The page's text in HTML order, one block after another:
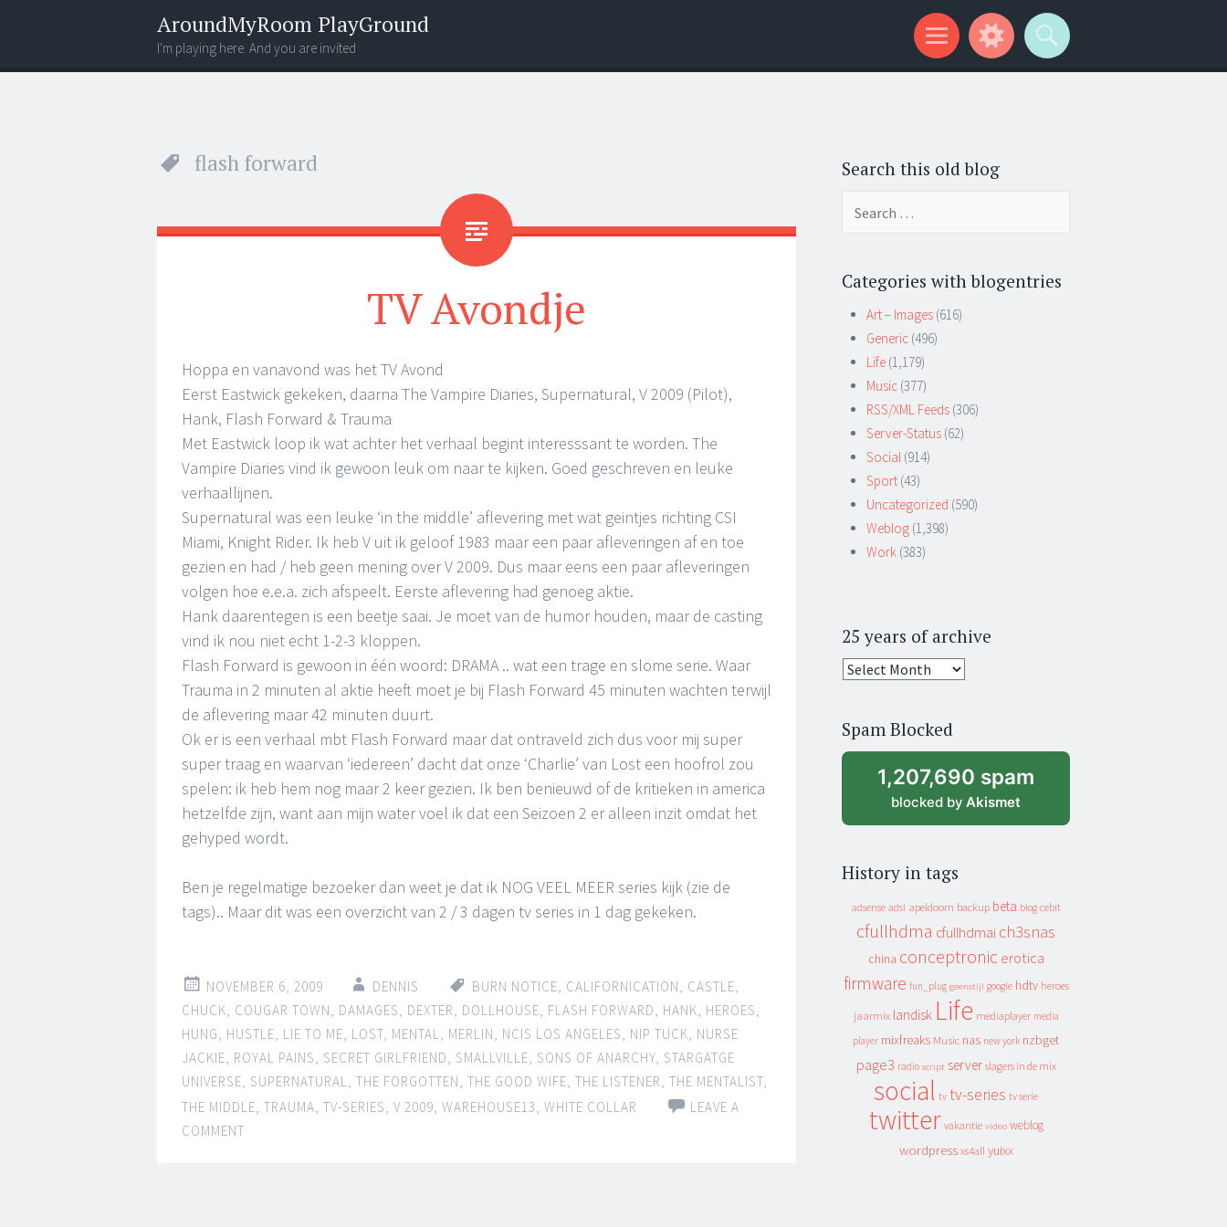
AroundMyRoom PlayGround
I'm playing here. And you are invited
Menu
Widgets
Search
flash forward
TV Avondje
Hoppa en vanavond was het TV Avond
Eerst Eastwick gekeken, daarna The Vampire Diaries, Supernatural, V 2009 (Pilot),
Hank, Flash Forward & Trauma
Met Eastwick loop ik wat achter het verhaal begint interesssant te worden. The
Vampire Diaries vind ik gewoon leuk om naar te kijken. Goed geschreven en leuke
verhaallijnen.
Supernatural was een leuke ‘in the middle’ aflevering met wat geintjes richting CSI
Miami, Knight Rider. Ik heb V uit ik geloof 1983 maar een paar afleveringen af en toe
gezien en had / heb geen mening over V 2009. Dus maar eens een paar afleveringen
volgen hoe e.e.a. zich afspeelt. Eerste aflevering had genoeg aktie.
Hank daarentegen is een beetje saai. Je moet van de humor houden, maar de casting
vind ik nou niet echt 1-2-3 kloppen.
Flash Forward is gewoon in één woord: DRAMA .. wat een trage en slome serie. Waar
Trauma in 2 minuten al aktie heeft moet je bij Flash Forward 45 minuten wachten terwijl
de aflevering maar 42 minuten duurt.
Ok er is een verhaal mbt Flash Forward maar dat ontraveld zich dus voor mij super
super traag en waarvan ‘iedereen’ dacht dat onze ‘Charlie’ van Lost een hoofrol zou
spelen: ik heb hem nog maar 2 keer gezien. Ik ben benieuwd of de kritieken in america
hetzelfde zijn, want aan mijn water voel ik dat een Seizoen 2 er alleen inzit omdat het
gehyped wordt.
Ben je regelmatige bezoeker dan weet je dat ik NOG VEEL MEER series kijk (zie de
tags).. Maar dit was een overzicht van 2 / 3 dagen tv series in 1 dag gekeken.
NOVEMBER 6, 2009 DENNIS BURN NOTICE, CALIFORNICATION, CASTLE,
CHUCK, COUGAR TOWN, DAMAGES, DEXTER, DOLLHOUSE, FLASH FORWARD, HANK, HEROES,
HUNG, HUSTLE, LIE TO ME, LOST, MENTAL, MERLIN, NCIS LOS ANGELES, NIP TUCK, NURSE
JACKIE, ROYAL PAINS, SECRET GIRLFRIEND, SMALLVILLE, SONS OF ANARCHY, STARGATGE
UNIVERSE, SUPERNATURAL, THE FORGOTTEN, THE GOOD WIFE, THE LISTENER, THE MENTALIST,
THE MIDDLE, TRAUMA, TV-SERIES, V 2009, WAREHOUSE13, WHITE COLLAR
LEAVE A
COMMENT
Search this old blog
Categories with blogentries
Art – Images (616)
Generic (496)
Life (1,179)
Music (377)
RSS/XML Feeds (306)
Server-Status (62)
Social (914)
Sport (43)
Uncategorized (590)
Weblog (1,398)
Work (383)
25 years of archive
25
archive
Spam Blocked
1,207,690 spam
blocked by Akismet
History in tags
adsense adsl apeldoorn backup beta blog cebit
cfullhdma cfullhdmai ch3snas
china conceptronic erotica
firmware fun_plug geenstijl google hdtv heroes
jaarmix landisk Life mediaplayer media
player mixfreaks Music nas new york nzbget
page3 radio script server slagers in de mix
social tv tv-series tv serie
twitter vakantie video weblog
wordpress xs4all yuixx